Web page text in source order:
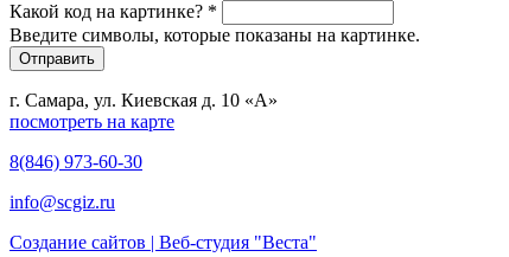
Какой код на картинке? *
Введите символы, которые показаны на картинке.
г. Самара, ул. Киевская д. 10 «А»
посмотреть на карте
8(846) 973-60-30
info@scgiz.ru
Создание сайтов | Веб-студия "Веста"